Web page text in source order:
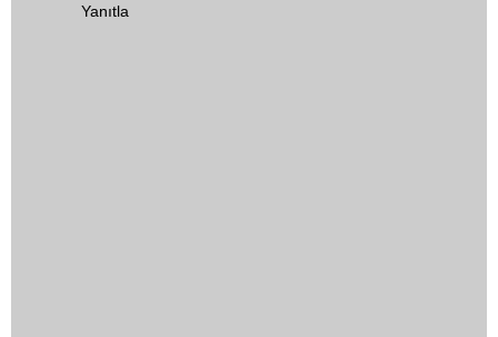
Yanıtla